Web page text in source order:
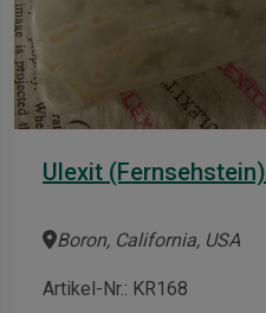
Ulexit (Fernsehstein)
Boron, California, USA
Artikel-Nr.: KR168